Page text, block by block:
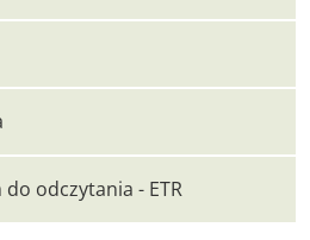
odczytania - ETR